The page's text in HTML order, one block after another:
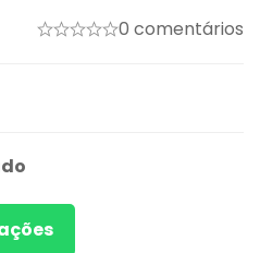
0 comentários